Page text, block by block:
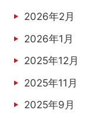
2026年2月
2026年1月
2025年12月
2025年11月
2025年9月